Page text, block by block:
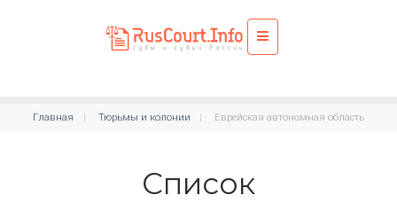
Главная Тюрьмы и колонии Еврейская автономная область
Список